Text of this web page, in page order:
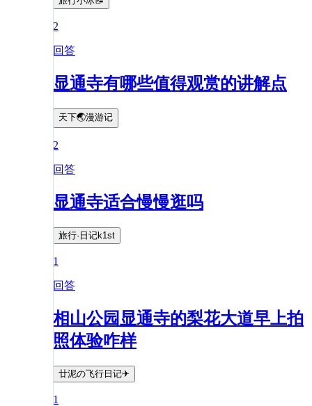
2
回答
显通寺有哪些值得观赏的讲解点
天下🌏漫游记
2
回答
显通寺适合慢慢逛吗
旅行·日记k1st
1
回答
相山公园显通寺的梨花大道早上拍
照体验咋样
廿泥の飞行日记✈
1